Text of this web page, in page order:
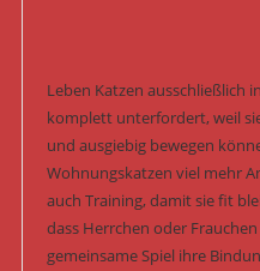
Leben Katzen ausschließlich
komplett unterfordert, weil
und ausgiebig bewegen
Wohnungskatzen viel mehr
auch Training, damit sie fit
dass Herrchen oder
gemeinsame Spiel ihre